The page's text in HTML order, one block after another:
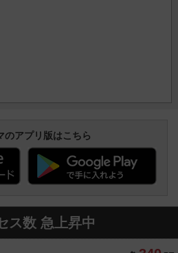
のアプリ版はこちら
ス数 急上昇中